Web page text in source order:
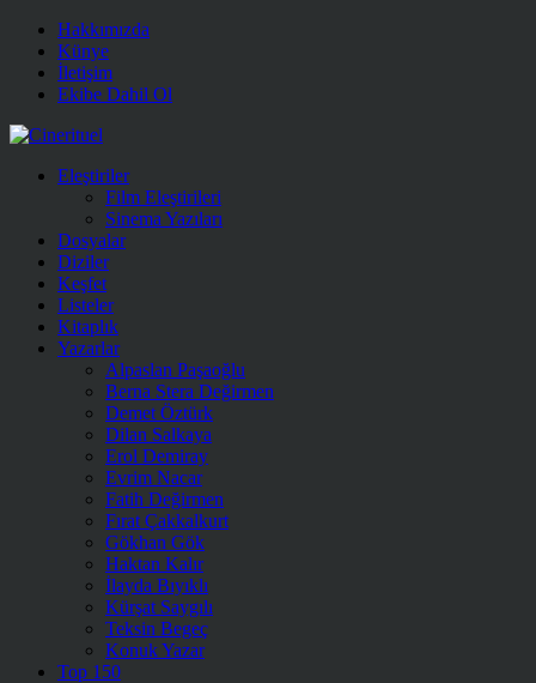
Hakkımızda
Künye
İletişim
Ekibe Dahil Ol
Eleştiriler
Film Eleştirileri
Sinema Yazıları
Dosyalar
Diziler
Keşfet
Listeler
Kitaplık
Yazarlar
Alpaslan Paşaoğlu
Berna Stera Değirmen
Demet Öztürk
Dilan Salkaya
Erol Demiray
Evrim Nacar
Fatih Değirmen
Fırat Çakkalkurt
Gökhan Gök
Haktan Kalır
İlayda Bıyıklı
Kürşat Saygılı
Teksin Begeç
Konuk Yazar
Top 150